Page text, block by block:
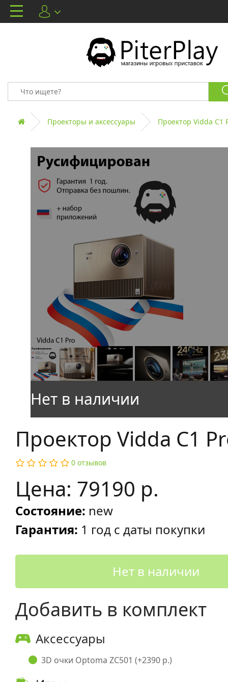
Проекторы и аксессуары Проектор Vidda C1
Проектор Vidda C1
0 отзывов
Цена: 79190 р.
Состояние: new
Гарантия: 1 год с даты покупки
Нет в наличии
Добавить в комплект
Аксессуары
3D очки Optoma ZC501 (+2390 р.)